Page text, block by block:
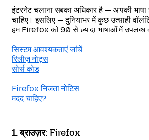
इंटरनेट चलाना सबका अधिकार है — आपकी भाषा
चाहिए। इसलिए — दुनियाभर में कुछ उत्साही
हम Firefox को 90 से ज़्यादा भाषाओं में उपलब्ध
सिस्टम आवश्यकताएं जांचें
रिलीज़ नोट्स
सोर्स कोड
Firefox निजता नोटिस
मदद चाहिए?
1. ब्राउज़र: Firefox